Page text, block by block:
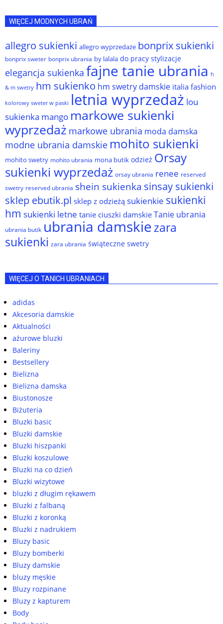
WIĘCEJ MODNYCH UBRAŃ
allegro sukienki allegro wyprzedaże bonprix sukienki
bonprix sweter bonprix ubrania by lalala do pracy stylizacje
elegancja sukienka fajne tanie ubrania h
& m swetry hm sukienko hm swetry damskie italia fashion
kolorowy sweter w paski letnia wyprzedaż lou
sukienka mango markowe sukienki
wyprzedaż markowe ubrania moda damska
modne ubrania damskie mohito sukienki
mohito swetry mohito ubrania mona butik odzież Orsay
sukienki wyprzedaż orsay ubrania renee reserved
swetry reserved ubrania shein sukienka sinsay sukienki
sklep ebutik.pl sklep z odzieżą sukienkie sukienki
hm sukienki letne tanie ciuszki damskie Tanie ubrania
ubrania butik ubrania damskiezara
sukienki zara ubrania świąteczne swetry
WIĘCEJ O TANICH UBRANIACH
adidas
Akcesoria damskie
Aktualności
ażurowe bluzki
Baleriny
Bestsellery
Bielizna
Bielizna damska
Biustonosze
Biżuteria
Bluzki basic
Bluzki damskie
Bluzki hiszpanki
Bluzki koszulowe
Bluzki na co dzień
Bluzki wizytowe
bluzki z długim rękawem
Bluzki z falbaną
Bluzki z koronką
Bluzki z nadrukiem
Bluzy basic
Bluzy bomberki
Bluzy damskie
bluzy męskie
Bluzy rozpinane
Bluzy z kapturem
Body